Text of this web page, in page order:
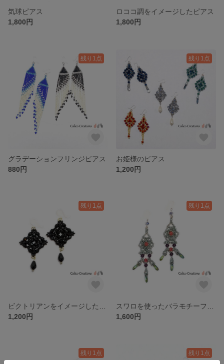
気球ピアス
1,800円
ロココ調をイメージしたピアス
1,800円
残り1点
グラデーションフリンジピアス
880円
残り1点
お姫様のピアス
1,200円
残り1点
1,200円
残り1点
1,600円
残り1点 残り1点